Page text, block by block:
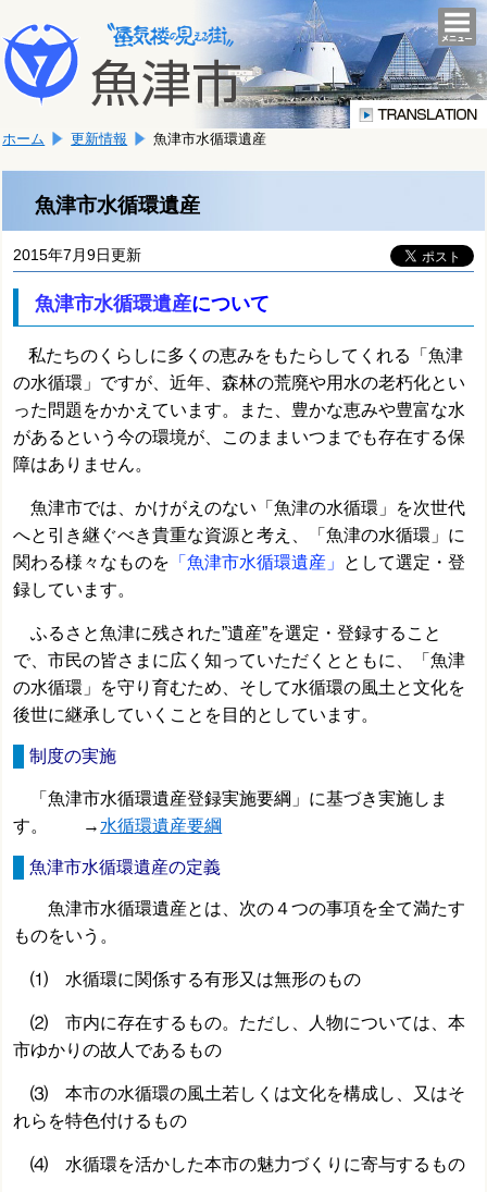
文
へ
移
ま
す。
こ
か
文
ホーム 更新情報 魚津市水循環遺産
魚津市水循環遺産
2015年7月9日更新
魚津市水循環遺産について
私たちのくらしに多くの恵みをもたらしてくれる「魚津
の水循環」ですが、近年、森林の荒廃や用水の老朽化とい
った問題をかかえています。また、豊かな恵みや豊富な水
があるという今の環境が、このままいつまでも存在する保
障はありません。
魚津市では、かけがえのない「魚津の水循環」を次世代
へと引き継ぐべき貴重な資源と考え、「魚津の水循環」に
関わる様々なものを 「魚津市水循環遺産」
として選定・登
録しています。
ふるさと魚津に残された”遺産”を選定・登録すること
で、市民の皆さまに広く知っていただくとともに、「魚津
の水循環」を守り育むため、そして水循環の風土と文化を
後世に継承していくことを目的としています。
制度の実施
「魚津市水循環遺産登録実施要綱」に基づき実施しま
す。 → 水循環遺産要綱
魚津市水循環遺産の定義
魚津市水循環遺産とは、次の４つの事項を全て満たす
ものをいう。
⑴ 水循環に関係する有形又は無形のもの
⑵ 市内に存在するもの。ただし、人物については、本
市ゆかりの故人であるもの
⑶ 本市の水循環の風土若しくは文化を構成し、又はそ
れらを特色付けるもの
⑷ 水循環を活かした本市の魅力づくりに寄与するもの